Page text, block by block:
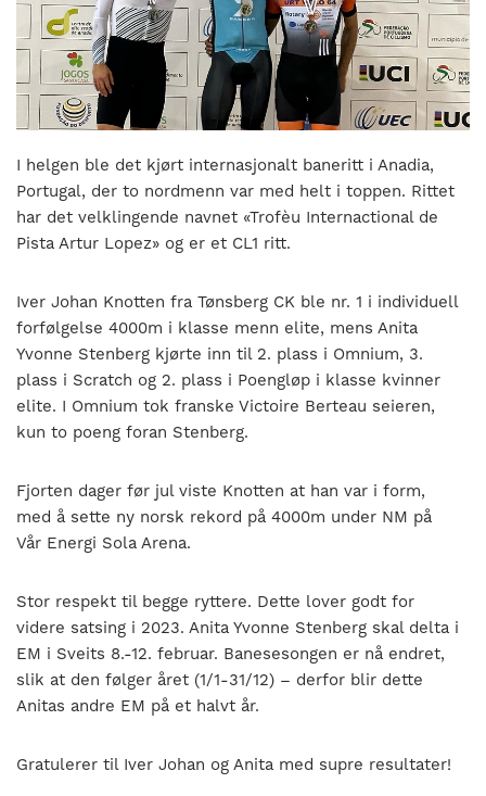
idrett
nasjonalt
til
bli
en
folkesport.
I helgen ble det kjørt internasjonalt baneritt i Anadia,
Portugal, der to nordmenn var med helt i toppen. Rittet
har det velklingende navnet «Trofèu Internactional de
Pista Artur Lopez» og er et CL1 ritt.
Iver Johan Knotten fra Tønsberg CK ble nr. 1 i individuell
forfølgelse 4000m i klasse menn elite, mens Anita
Yvonne Stenberg kjørte inn til 2. plass i Omnium, 3.
plass i Scratch og 2. plass i Poengløp i klasse kvinner
elite. I Omnium tok franske Victoire Berteau seieren,
kun to poeng foran Stenberg.
Fjorten dager før jul viste Knotten at han var i form,
med å sette ny norsk rekord på 4000m under NM på
Vår Energi Sola Arena.
Stor respekt til begge ryttere. Dette lover godt for
videre satsing i 2023. Anita Yvonne Stenberg skal delta i
EM i Sveits 8.-12. februar. Banesesongen er nå endret,
slik at den følger året (1/1-31/12) – derfor blir dette
Anitas andre EM på et halvt år.
Gratulerer til Iver Johan og Anita med supre resultater!